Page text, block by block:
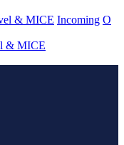
& MICE Incoming О
& MICE